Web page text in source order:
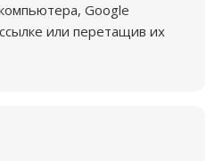
Google
или перетащив их